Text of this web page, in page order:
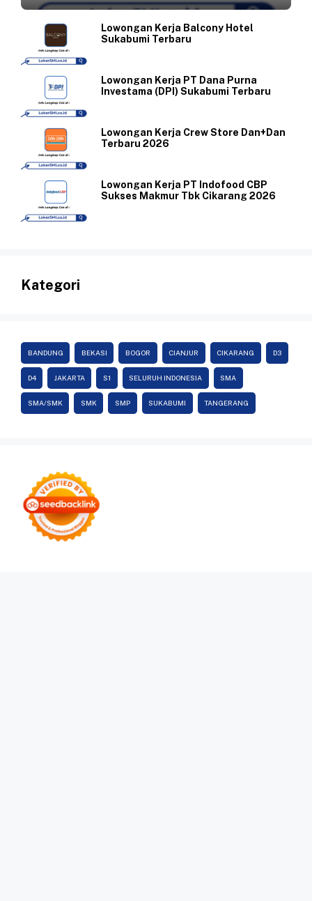
Lowongan Kerja Balcony Hotel
Sukabumi Terbaru
Lowongan Kerja PT Dana Purna
Investama (DPI) Sukabumi Terbaru
Lowongan Kerja Crew Store Dan+Dan
Terbaru 2026
Lowongan Kerja PT Indofood CBP
Sukses Makmur Tbk Cikarang 2026
Kategori
BANDUNG BEKASI BOGOR CIANJUR CIKARANG D3
D4 JAKARTA S1 SELURUH INDONESIA SMA
SMA/SMK SMK SMP SUKABUMI TANGERANG